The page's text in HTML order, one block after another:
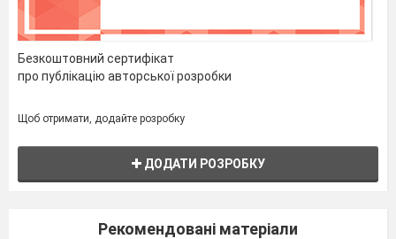
Безкоштовний сертифікат
про публікацію авторської розробки
Щоб отримати, додайте розробку
ДОДАТИ РОЗРОБКУ
Рекомендовані матеріали